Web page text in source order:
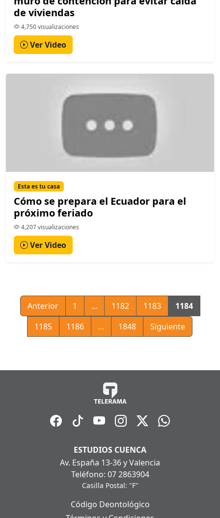
de viviendas
4,750 visualizaciones
Ver Video
Esta es tu casa
Cómo se prepara el Ecuador para el
próximo feriado
4,207 visualizaciones
Ver Video
Anterior 1 ... 1182 1183
1184
1185
1186 ... 1848 Siguiente
ESTUDIOS CUENCA
Av. España 13-36 y Valencia
Teléfono: 07 2863904
Casilla Postal: "F"
Código Deontológico